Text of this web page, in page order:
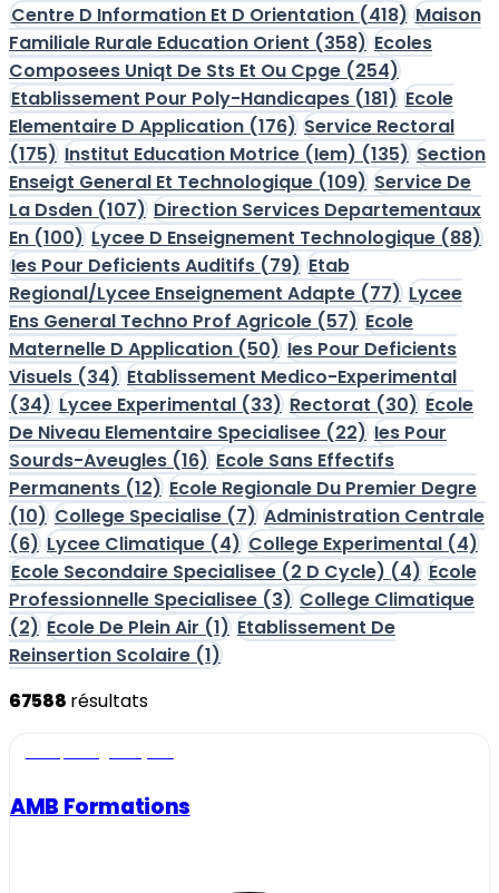
Centre D Information Et D Orientation (418) Maison
Familiale Rurale Education Orient (358) Ecoles
Composees Uniqt De Sts Et Ou Cpge (254)
Etablissement Pour Poly-Handicapes (181) Ecole
Elementaire D Application (176) Service Rectoral
(175) Institut Education Motrice (Iem) (135) Section
Enseigt General Et Technologique (109) Service De
La Dsden (107) Direction Services Departementaux
En (100) Lycee D Enseignement Technologique (88)
Ies Pour Deficients Auditifs (79) Etab
Regional/Lycee Enseignement Adapte (77) Lycee
Ens General Techno Prof Agricole (57) Ecole
Maternelle D Application (50) Ies Pour Deficients
Visuels (34) Etablissement Medico-Experimental
(34) Lycee Experimental (33) Rectorat (30) Ecole
De Niveau Elementaire Specialisee (22) Ies Pour
Sourds-Aveugles (16) Ecole Sans Effectifs
Permanents (12) Ecole Regionale Du Premier Degre
(10) College Specialise (7) Administration Centrale
(6) Lycee Climatique (4) College Experimental (4)
Ecole Secondaire Specialisee (2 D Cycle) (4) Ecole
Professionnelle Specialisee (3) College Climatique
(2) Ecole De Plein Air (1) Etablissement De
Reinsertion Scolaire (1)
67588 résultats
AMB Formations